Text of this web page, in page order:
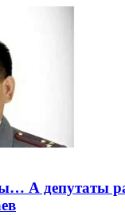
А депутаты